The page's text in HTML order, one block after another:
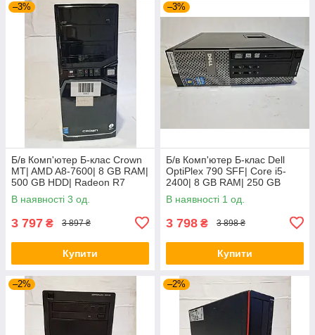
–3%
Б/в Комп'ютер Б-клас Crown
MT| AMD A8-7600| 8 GB RAM|
500 GB HDD| Radeon R7
В наявності 3 од.
3 797 ₴ 3 897 ₴
Купити
–3%
Б/в Комп'ютер Б-клас Dell
OptiPlex 790 SFF| Core i5-
2400| 8 GB RAM| 250 GB
HDD| GeForce GT 610 2GB
В наявності 1 од.
3 798 ₴ 3 898 ₴
Купити
–2% –2%